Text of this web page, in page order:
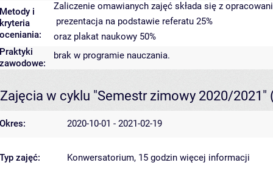
Metody i
kryteria
oceniania:
Zaliczenie omawianych zajęć składa się z
prezentacja na podstawie referatu 25%
oraz plakat naukowy 50%
Praktyki
zawodowe:
brak w programie nauczania.
Zajęcia w cyklu "Semestr zimowy 2020/2021"
Okres: 2020-10-01 - 2021-02-19
Typ zajęć: Konwersatorium, 15 godzin więcej informacji